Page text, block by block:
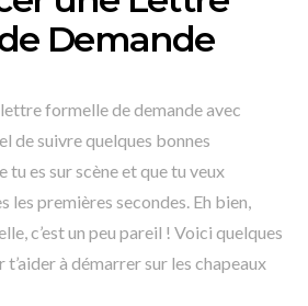
Demande
formelle de demande avec
de suivre quelques bonnes
tu es sur scène et que tu veux
les premières secondes. Eh bien,
c’est un peu pareil ! Voici quelques
à démarrer sur les chapeaux